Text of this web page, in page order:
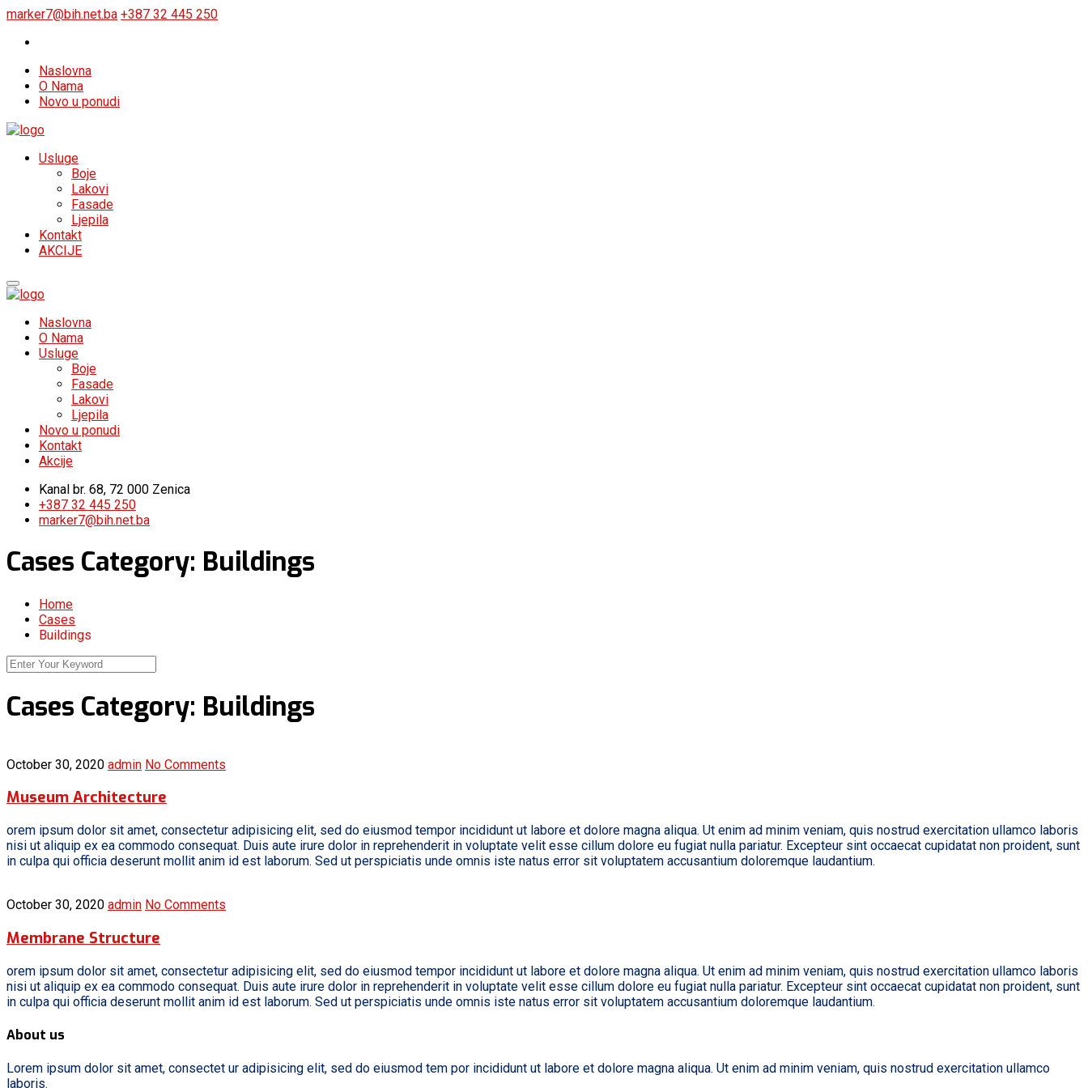
marker7@bih.net.ba +387 32 445 250
Naslovna
O Nama
Novo u ponudi
Usluge
Boje
Lakovi
Fasade
Ljepila
Kontakt
AKCIJE
Naslovna
O Nama
Usluge
Boje
Fasade
Lakovi
Ljepila
Novo u ponudi
Kontakt
Akcije
Kanal br. 68, 72 000 Zenica
+387 32 445 250
marker7@bih.net.ba
Cases Category: Buildings
Home
Cases
Buildings
Cases Category: Buildings
October 30, 2020 admin No Comments
Museum Architecture
orem ipsum dolor sit amet, consectetur adipisicing elit, sed do eiusmod tempor incididunt ut labore et dolore magna aliqua. Ut enim ad minim veniam, quis nostrud exercitation ullamco laboris
nisi ut aliquip ex ea commodo consequat. Duis aute irure dolor in reprehenderit in voluptate velit esse cillum dolore eu fugiat nulla pariatur. Excepteur sint occaecat cupidatat non proident, sunt
in culpa qui officia deserunt mollit anim id est laborum. Sed ut perspiciatis unde omnis iste natus error sit voluptatem accusantium doloremque laudantium.
October 30, 2020 admin No Comments
Membrane Structure
orem ipsum dolor sit amet, consectetur adipisicing elit, sed do eiusmod tempor incididunt ut labore et dolore magna aliqua. Ut enim ad minim veniam, quis nostrud exercitation ullamco laboris
nisi ut aliquip ex ea commodo consequat. Duis aute irure dolor in reprehenderit in voluptate velit esse cillum dolore eu fugiat nulla pariatur. Excepteur sint occaecat cupidatat non proident, sunt
in culpa qui officia deserunt mollit anim id est laborum. Sed ut perspiciatis unde omnis iste natus error sit voluptatem accusantium doloremque laudantium.
About us
Lorem ipsum dolor sit amet, consectet ur adipisicing elit, sed do eiusmod tem por incididunt ut labore et dolore magna aliqua. Ut enim ad minim veniam, quis nostrud exercitation ullamco
laboris.